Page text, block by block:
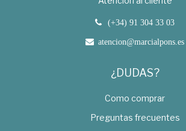
(+34) 91 304 33 03
atencion@marcialpons.es
¿DUDAS?
Como comprar
Preguntas frecuentes